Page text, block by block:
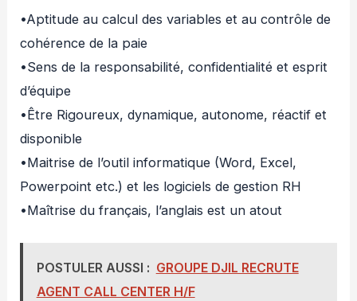
•Aptitude au calcul des variables et au contrôle de
cohérence de la paie
•Sens de la responsabilité, confidentialité et esprit
d’équipe
•Être Rigoureux, dynamique, autonome, réactif et
disponible
•Maitrise de l’outil informatique (Word, Excel,
Powerpoint etc.) et les logiciels de gestion RH
•Maîtrise du français, l’anglais est un atout
POSTULER AUSSI : GROUPE DJIL RECRUTE
AGENT CALL CENTER H/F